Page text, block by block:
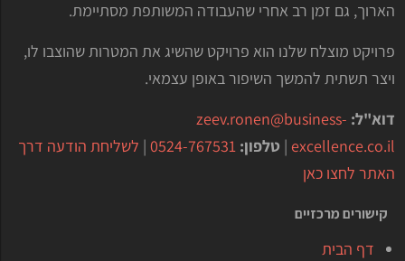
הארוך, גם זמן רב אחרי שהעבודה המשותפת מסתיימת.
פרויקט מוצלח שלנו הוא פרויקט שהשיג את המטרות שהוצבו לו,
ויצר תשתית להמשך השיפור באופן עצמאי.
דוא"ל: zeev.ronen@business-
excellence.co.il
| טלפון: 0524-767531
| לשליחת הודעה דרך
האתר לחצו כאן
קישורים מרכזיים
דף הבית